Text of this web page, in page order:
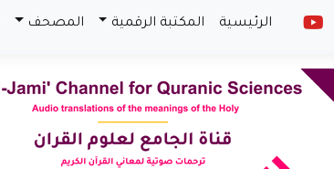
الرئيسية المكتبة الرقمية المصحف